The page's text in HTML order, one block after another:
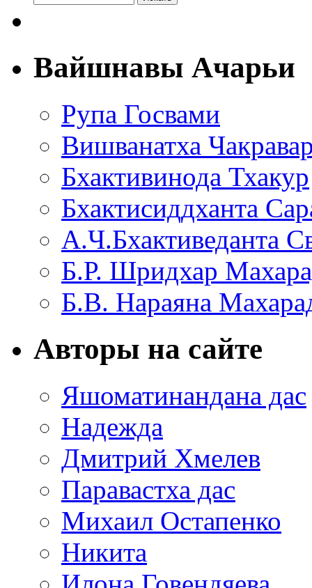
Вайшнавы Ачарьи
Рупа Госвами
Вишванатха
Бхактивинода Тхакур
Бхактисиддханта
А.Ч.Бхактиведанта
Б.Р. Шридхар
Б.В. Нараяна
Авторы на сайте
Яшоматинандана дас
Надежда
Дмитрий Хмелев
Паравастха дас
Михаил Остапенко
Никита